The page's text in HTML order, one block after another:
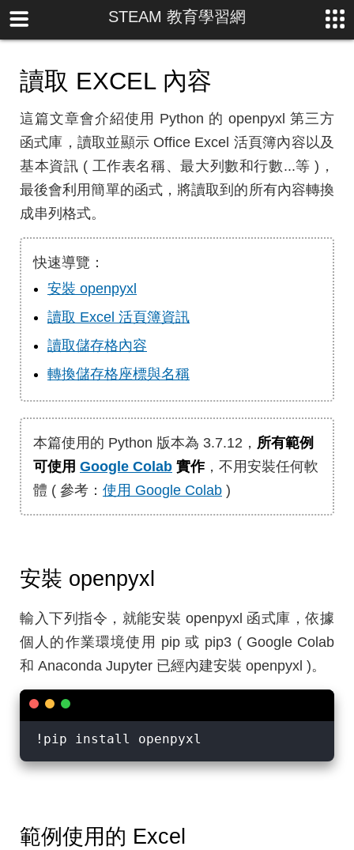
STEAM 教育學習網
讀取 EXCEL 內容
這篇文章會介紹使用 Python 的 openpyxl 第三方
函式庫，讀取並顯示 Office Excel 活頁簿內容以及
基本資訊 ( 工作表名稱、最大列數和行數...等 )，
最後會利用簡單的函式，將讀取到的所有內容轉換
成串列格式。
快速導覽：
安裝 openpyxl
讀取 Excel 活頁簿資訊
讀取儲存格內容
轉換儲存格座標與名稱
本篇使用的 Python 版本為 3.7.12， 所有範例
可使用 Google Colab 實作，不用安裝任何軟
體 ( 參考： 使用 Google Colab )
安裝 openpyxl
輸入下列指令，就能安裝 openpyxl 函式庫，依據
個人的作業環境使用 pip 或 pip3 ( Google Colab
和 Anaconda Jupyter 已經內建安裝 openpyxl )。
範例使用的 Excel